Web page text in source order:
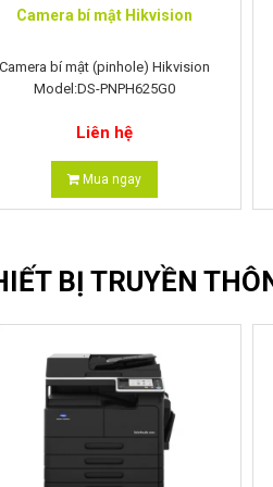
Camera bí mật Hikvision
bí mật (pinhole) Hikvision
Model:DS-PNPH625G0
Liên hệ
Mua ngay
BỊ TRUYỀN